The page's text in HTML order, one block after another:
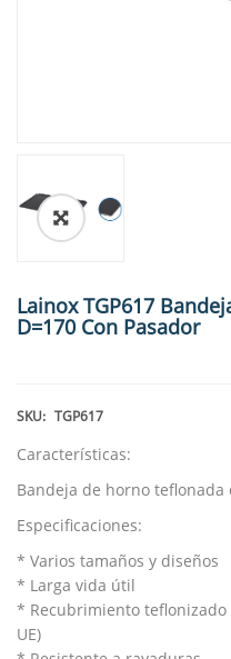
🔍
Lainox TGP617
D=170 Con Pasador
SKU: TGP617
Características:
Bandeja de horno teflonada
Especificaciones:
* Varios tamaños y diseños
* Larga vida útil
* Recubrimiento
UE)